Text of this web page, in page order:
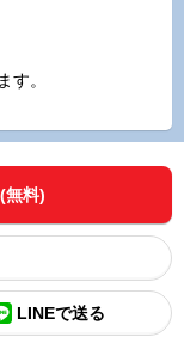
す。
(無料)
LINEで送る